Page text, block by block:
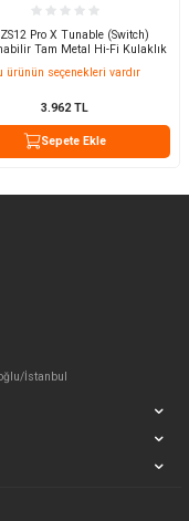
Pro X Tunable (Switch)
Tam Metal Hi-Fi Kulaklık
ürünün seçenekleri vardır
3.962TL
Sepete Ekle
İstanbul